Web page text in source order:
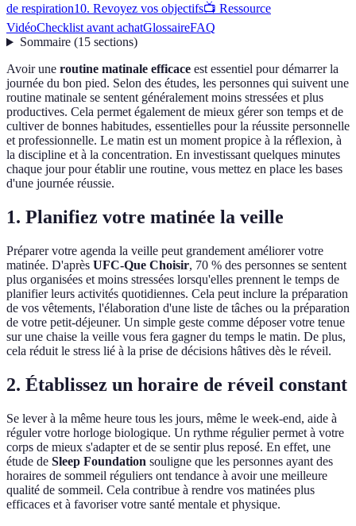
de respiration10. Revoyez vos objectifs📺 Ressource
VidéoChecklist avant achatGlossaireFAQ
Sommaire(15 sections)
Avoir une routine matinale efficace est essentiel pour démarrer la
journée du bon pied. Selon des études, les personnes qui suivent une
routine matinale se sentent généralement moins stressées et plus
productives. Cela permet également de mieux gérer son temps et de
cultiver de bonnes habitudes, essentielles pour la réussite personnelle
et professionnelle. Le matin est un moment propice à la réflexion, à
la discipline et à la concentration. En investissant quelques minutes
chaque jour pour établir une routine, vous mettez en place les bases
d'une journée réussie.
1. Planifiez votre matinée la veille
Préparer votre agenda la veille peut grandement améliorer votre
matinée. D'après UFC-Que Choisir, 70 % des personnes se sentent
plus organisées et moins stressées lorsqu'elles prennent le temps de
planifier leurs activités quotidiennes. Cela peut inclure la préparation
de vos vêtements, l'élaboration d'une liste de tâches ou la préparation
de votre petit-déjeuner. Un simple geste comme déposer votre tenue
sur une chaise la veille vous fera gagner du temps le matin. De plus,
cela réduit le stress lié à la prise de décisions hâtives dès le réveil.
2. Établissez un horaire de réveil constant
Se lever à la même heure tous les jours, même le week-end, aide à
réguler votre horloge biologique. Un rythme régulier permet à votre
corps de mieux s'adapter et de se sentir plus reposé. En effet, une
étude de Sleep Foundation souligne que les personnes ayant des
horaires de sommeil réguliers ont tendance à avoir une meilleure
qualité de sommeil. Cela contribue à rendre vos matinées plus
efficaces et à favoriser votre santé mentale et physique.